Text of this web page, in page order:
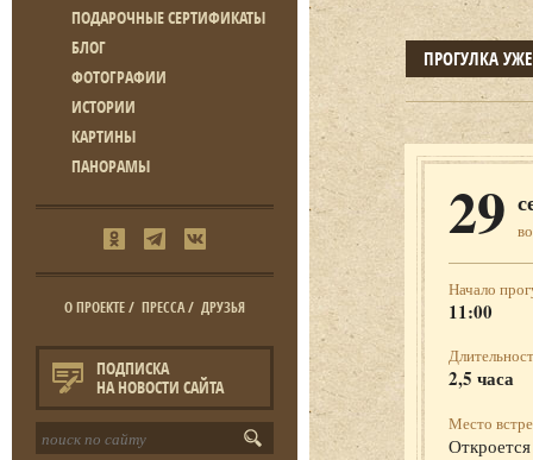
ПОДАРОЧНЫЕ СЕРТИФИКАТЫ
БЛОГ
ФОТОГРАФИИ
ИСТОРИИ
КАРТИНЫ
ПАНОРАМЫ
О ПРОЕКТЕ/ ПРЕССА/ ДРУЗЬЯ
ПОДПИСКА
НА НОВОСТИ САЙТА
ПРОГУЛКА
29
Начало
11:00
2,5 часа
Место